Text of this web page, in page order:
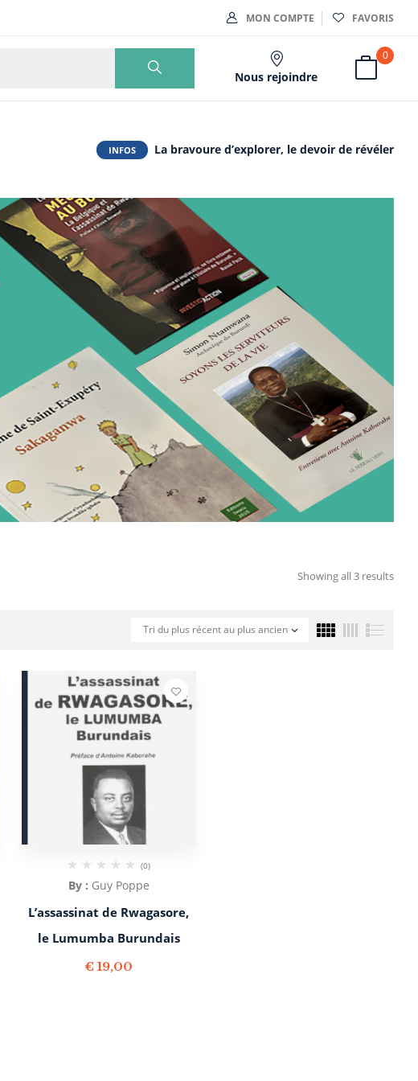
MON COMPTE FAVORIS
Nous rejoindre
0
INFOS La bravoure d’explorer, le devoir de révéler
Showing all 3 results
Tri du plus récent au plus ancien
(0)
By : Guy Poppe
L’assassinat de Rwagasore,
le Lumumba Burundais
€ 19,00